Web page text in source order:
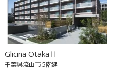
Glicina OtakaⅡ
千葉県流山市5階建